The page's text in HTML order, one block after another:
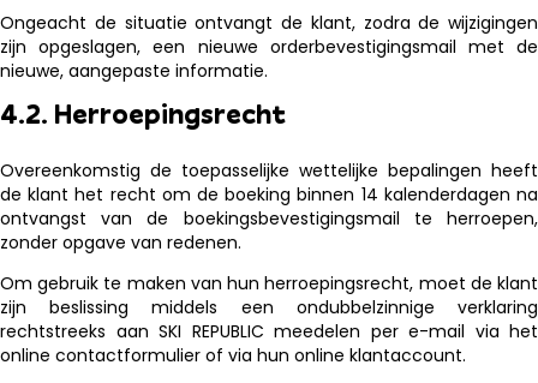
Ongeacht de situatie ontvangt de klant, zodra de wijzigingen
zijn opgeslagen, een nieuwe orderbevestigingsmail met de
nieuwe, aangepaste informatie.
4.2. Herroepingsrecht
Overeenkomstig de toepasselijke wettelijke bepalingen heeft
de klant het recht om de boeking binnen 14 kalenderdagen na
ontvangst van de boekingsbevestigingsmail te herroepen,
zonder opgave van redenen.
Om gebruik te maken van hun herroepingsrecht, moet de klant
zijn beslissing middels een ondubbelzinnige verklaring
rechtstreeks aan SKI REPUBLIC meedelen per e-mail via het
online contactformulier of via hun online klantaccount.